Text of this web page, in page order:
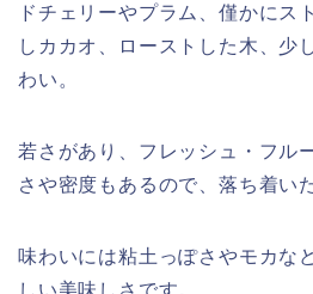
ドチェリーやプラム、僅かにス
しカカオ、ローストした木、少
わい。
若さがあり、フレッシュ・フル
さや密度もあるので、落ち着い
味わいには粘土っぽさやモカな
しい美味しさです。